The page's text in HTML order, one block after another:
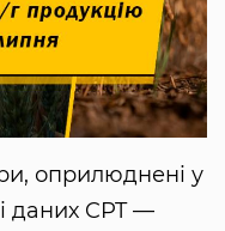
оприлюднені у
даних CPT —